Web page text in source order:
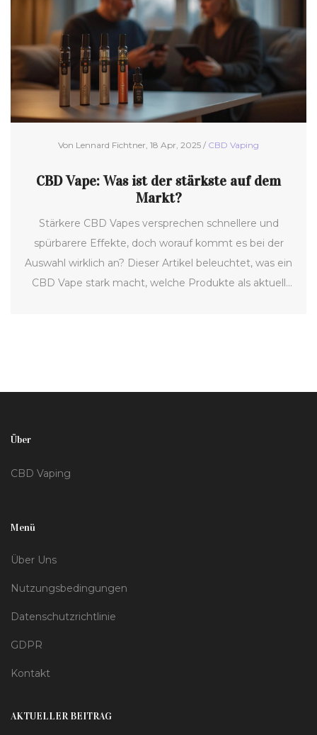
Von Lennard Fichtner, 18 Apr, 2025 / CBD Vaping
CBD Vape: Was ist der stärkste auf dem
Markt?
Stärkere CBD Vapes versprechen schnellere und
spürbarere Effekte, doch worauf kommt es bei der
Auswahl wirklich an? Dieser Artikel beleuchtet, was ein
CBD Vape stark macht, welche Produkte als aktuell
Über
CBD Vaping
Menü
Über Uns
Nutzungsbedingungen
Datenschutzrichtlinie
GDPR
Kontakt
AKTUELLER BEITRAG